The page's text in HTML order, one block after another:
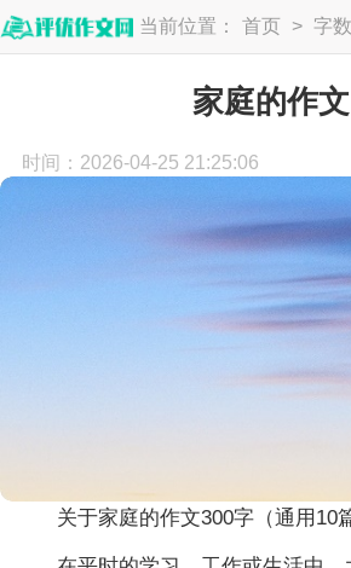
当前位置： 首页 > 字
家庭的作文
时间：2026-04-25 21:25:06
关于家庭的作文300字（通用10